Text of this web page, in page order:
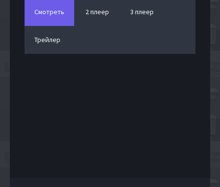
Смотреть 2 плеер 3 плеер
Трейлер